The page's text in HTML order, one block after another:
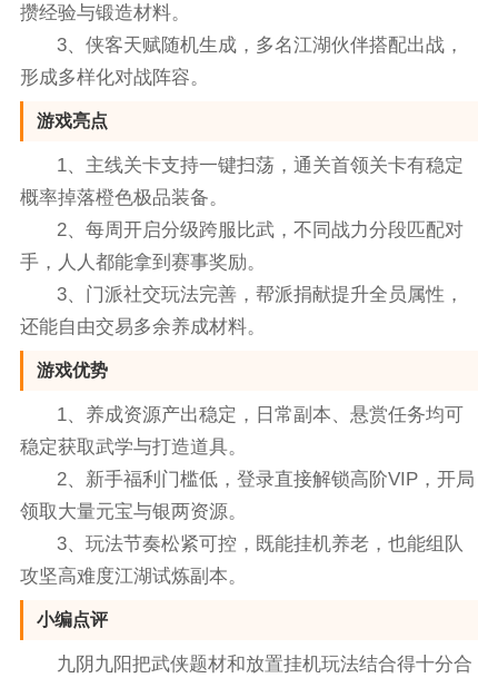
攒经验与锻造材料。
3、侠客天赋随机生成，多名江湖伙伴搭配出战，
形成多样化对战阵容。
游戏亮点
1、主线关卡支持一键扫荡，通关首领关卡有稳定
概率掉落橙色极品装备。
2、每周开启分级跨服比武，不同战力分段匹配对
手，人人都能拿到赛事奖励。
3、门派社交玩法完善，帮派捐献提升全员属性，
还能自由交易多余养成材料。
游戏优势
1、养成资源产出稳定，日常副本、悬赏任务均可
稳定获取武学与打造道具。
2、新手福利门槛低，登录直接解锁高阶VIP，开局
领取大量元宝与银两资源。
3、玩法节奏松紧可控，既能挂机养老，也能组队
攻坚高难度江湖试炼副本。
小编点评
九阴九阳把武侠题材和放置挂机玩法结合得十分合